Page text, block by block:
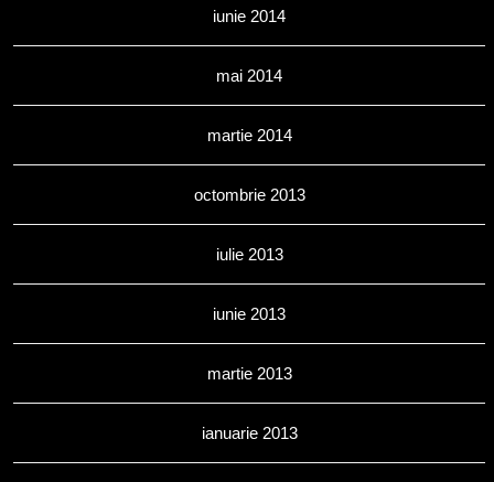
iunie 2014
mai 2014
martie 2014
octombrie 2013
iulie 2013
iunie 2013
martie 2013
ianuarie 2013